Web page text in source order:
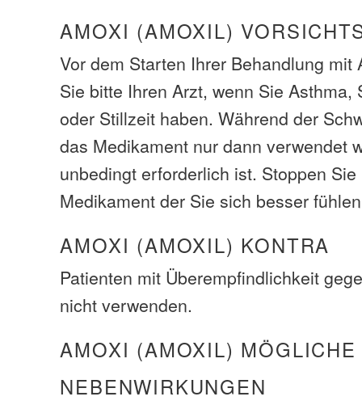
AMOXI (AMOXIL)
Vor dem Starten Ihrer Behandlung mit
Sie bitte Ihren Arzt, wenn Sie Asthma,
oder Stillzeit haben. Während der
das Medikament nur dann verwendet
unbedingt erforderlich ist. Stoppen
Medikament der Sie sich besser
AMOXI (AMOXIL) KONTRA
Patienten mit Überempfindlichkeit
nicht verwenden.
AMOXI (AMOXIL) MÖGLICHE
NEBENWIRKUNGEN